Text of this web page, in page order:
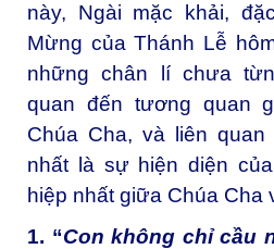
này, Ngài mặc khải,
Mừng của Thánh Lễ
những chân lí chưa
quan đến tương quan
Chúa Cha, và liên
nhất là sự hiện diện
hiệp nhất giữa Chúa Cha
1. “Con không chỉ cầu